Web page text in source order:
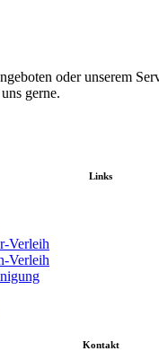
oder unserem
gerne.
Links
Verleih
Verleih
Kontakt